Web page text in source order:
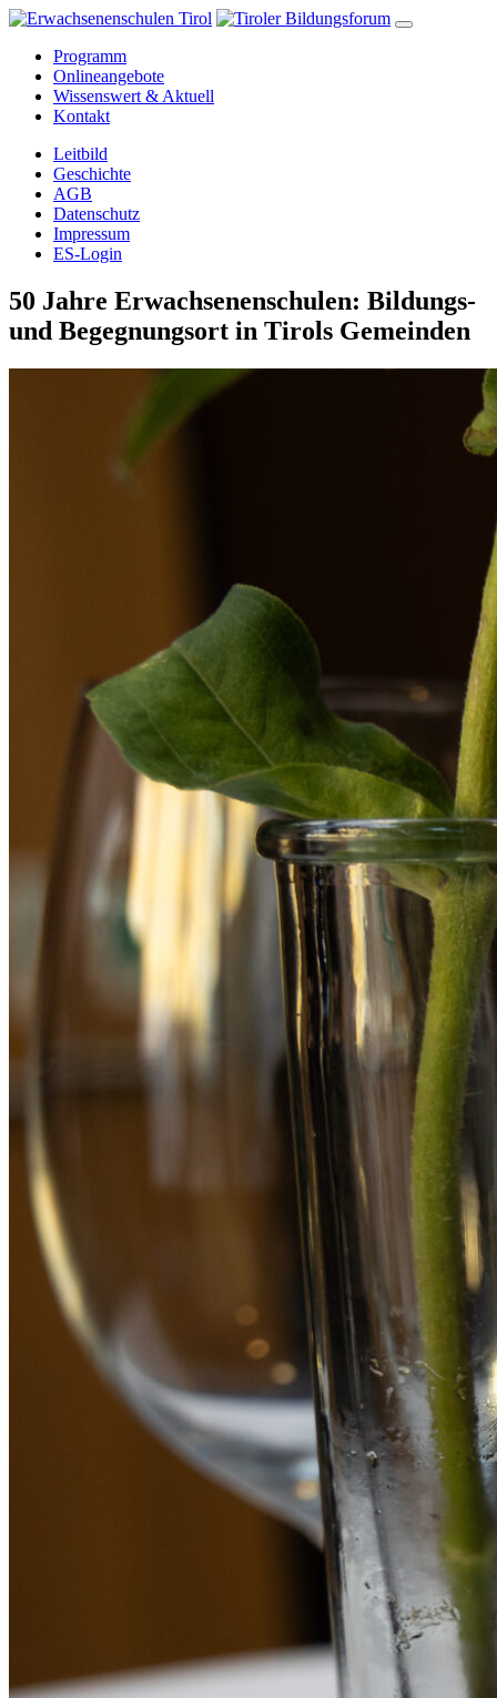
Programm
Onlineangebote
Wissenswert & Aktuell
Kontakt
Leitbild
Geschichte
AGB
Datenschutz
Impressum
ES-Login
50 Jahre Erwachsenenschulen: Bildungs-
und Begegnungsort in Tirols Gemeinden